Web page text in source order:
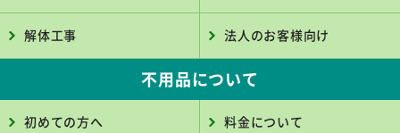
解体工事 法人のお客様向け
不用品について
初めての方へ 料金について